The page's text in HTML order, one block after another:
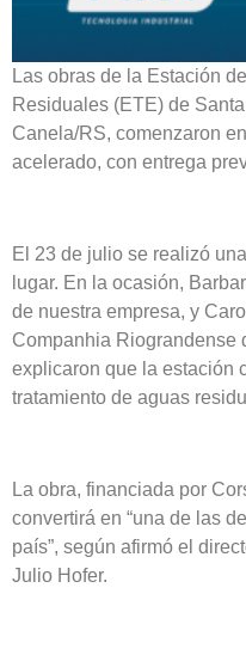
Las obras de la Estación
Residuales (ETE) de
Canela/RS, comenzaron
acelerado, con entrega
El 23 de julio se realizó
lugar. En la ocasión,
de nuestra empresa, y
Companhia Riograndense
explicaron que la estación
tratamiento de aguas
La obra, financiada por
convertirá en “una de las
país”, según afirmó el
Julio Hofer.